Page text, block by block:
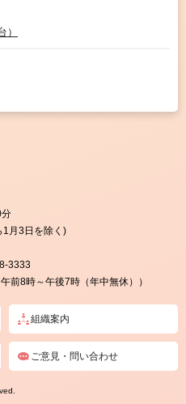
1月3日を除く)
3333
前8時～午後7時（年中無休））
組織案内
ご意見・問い合わせ